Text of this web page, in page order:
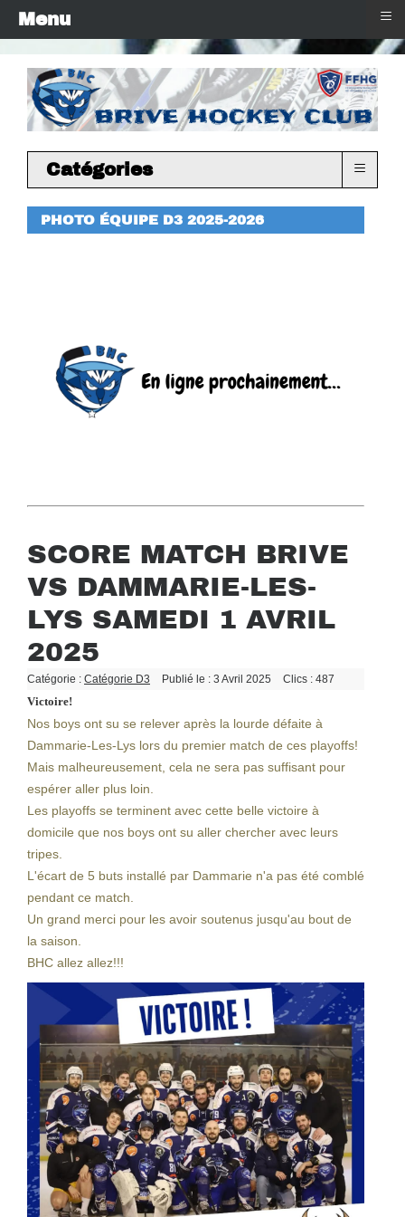
Catégories ≡
PHOTO ÉQUIPE D3 2025-2026
SCORE MATCH BRIVE
VS DAMMARIE-LES-
LYS SAMEDI 1 AVRIL
2025
Catégorie : Catégorie D3 Publié le : 3 Avril 2025 Clics : 487
Victoire!
Nos boys ont su se relever après la lourde défaite à
Dammarie-Les-Lys lors du premier match de ces playoffs!
Mais malheureusement, cela ne sera pas suffisant pour
espérer aller plus loin.
Les playoffs se terminent avec cette belle victoire à
domicile que nos boys ont su aller chercher avec leurs
tripes.
L'écart de 5 buts installé par Dammarie n'a pas été comblé
pendant ce match.
Un grand merci pour les avoir soutenus jusqu'au bout de
la saison.
BHC allez allez!!!
Menu ≡